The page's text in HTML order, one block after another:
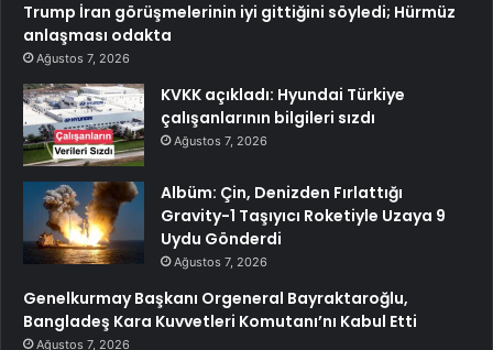
Trump İran görüşmelerinin iyi gittiğini söyledi; Hürmüz
anlaşması odakta
Ağustos 7, 2026
KVKK açıkladı: Hyundai Türkiye
çalışanlarının bilgileri sızdı
Ağustos 7, 2026
Albüm: Çin, Denizden Fırlattığı
Gravity-1 Taşıyıcı Roketiyle Uzaya 9
Uydu Gönderdi
Ağustos 7, 2026
Genelkurmay Başkanı Orgeneral Bayraktaroğlu,
Bangladeş Kara Kuvvetleri Komutanı’nı Kabul Etti
Ağustos 7, 2026